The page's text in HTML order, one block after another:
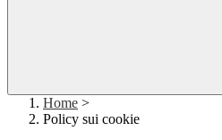
Home >
Policy sui cookie